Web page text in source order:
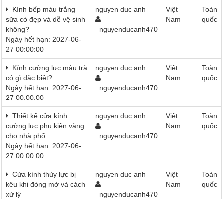
Kính bếp màu trắng
sữa có đẹp và dễ vệ sinh
không?
Ngày hết hạn: 2027-06-
27 00:00:00
nguyen duc anh
nguyenducanh470
Việt
Nam
Toàn
quốc
Kính cường lực màu trà
có gì đặc biệt?
Ngày hết hạn: 2027-06-
27 00:00:00
nguyen duc anh
nguyenducanh470
Việt
Nam
Toàn
quốc
Thiết kế cửa kính
cường lực phụ kiện vàng
cho nhà phố
Ngày hết hạn: 2027-06-
27 00:00:00
nguyen duc anh
nguyenducanh470
Việt
Nam
Toàn
quốc
Cửa kính thủy lực bị
kêu khi đóng mở và cách
xử lý
nguyen duc anh
nguyenducanh470
Việt
Nam
Toàn
quốc